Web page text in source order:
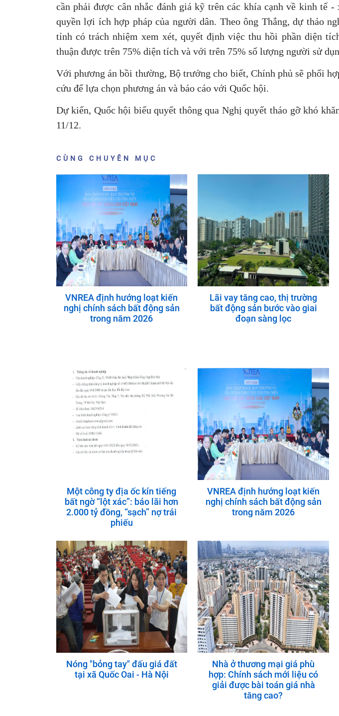
cần phải được cân nhắc đánh giá kỹ trên các khía cạnh về kinh tế
quyền lợi ích hợp pháp của người dân. Theo ông Thắng, dự thảo
tỉnh có trách nhiệm xem xét, quyết định việc thu hồi phần diện
thuận được trên 75% diện tích và với trên 75% số lượng người sử
Với phương án bồi thường, Bộ trưởng cho biết, Chính phủ sẽ phối
cứu để lựa chọn phương án và báo cáo với Quốc hội.
Dự kiến, Quốc hội biểu quyết thông qua Nghị quyết tháo gỡ khó
11/12.
CÙNG CHUYÊN MỤC
VNREA định hướng loạt kiến
nghị chính sách bất động sản
trong năm 2026
Lãi vay tăng cao, thị trường
bất động sản bước vào giai
đoạn sàng lọc
Một công ty địa ốc kín tiếng
bất ngờ “lột xác”: báo lãi hơn
2.000 tỷ đồng, “sạch” nợ trái
phiếu
VNREA định hướng loạt kiến
nghị chính sách bất động sản
trong năm 2026
Nóng "bỏng tay" đấu giá đất
tại xã Quốc Oai - Hà Nội
Nhà ở thương mại giá phù
hợp: Chính sách mới liệu có
giải được bài toán giá nhà
tăng cao?